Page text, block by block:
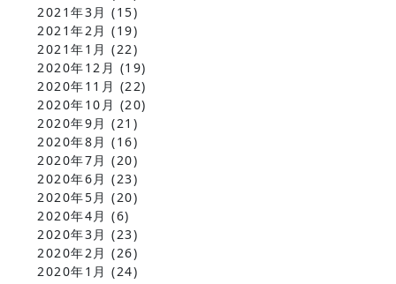
2021年3月 (15)
2021年2月 (19)
2021年1月 (22)
2020年12月 (19)
2020年11月 (22)
2020年10月 (20)
2020年9月 (21)
2020年8月 (16)
2020年7月 (20)
2020年6月 (23)
2020年5月 (20)
2020年4月 (6)
2020年3月 (23)
2020年2月 (26)
2020年1月 (24)